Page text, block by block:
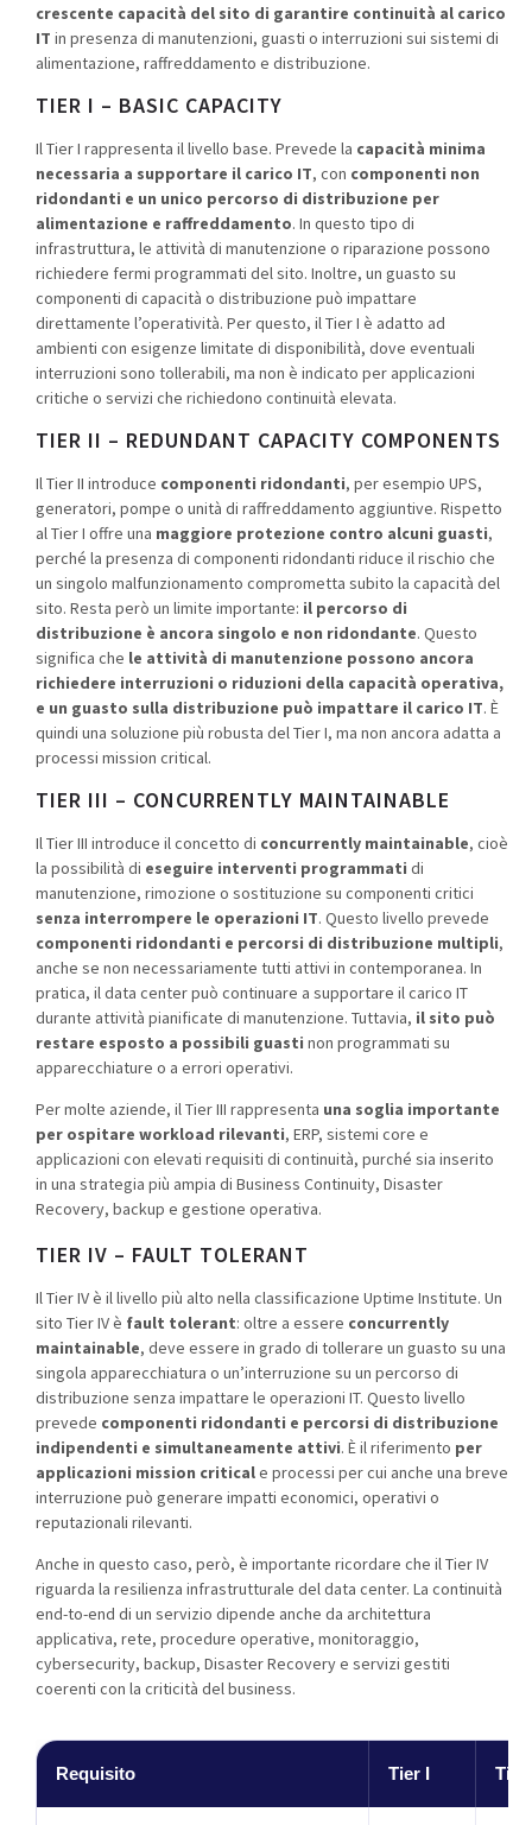
crescente capacità del sito di garantire continuità al carico
IT in presenza di manutenzioni, guasti o interruzioni sui sistemi di
alimentazione, raffreddamento e distribuzione.
TIER I – BASIC CAPACITY
Il Tier I rappresenta il livello base. Prevede la capacità minima
necessaria a supportare il carico IT, con componenti non
ridondanti e un unico percorso di distribuzione per
alimentazione e raffreddamento. In questo tipo di
infrastruttura, le attività di manutenzione o riparazione possono
richiedere fermi programmati del sito. Inoltre, un guasto su
componenti di capacità o distribuzione può impattare
direttamente l’operatività. Per questo, il Tier I è adatto ad
ambienti con esigenze limitate di disponibilità, dove eventuali
interruzioni sono tollerabili, ma non è indicato per applicazioni
critiche o servizi che richiedono continuità elevata.
TIER II – REDUNDANT CAPACITY COMPONENTS
Il Tier II introduce componenti ridondanti, per esempio UPS,
generatori, pompe o unità di raffreddamento aggiuntive. Rispetto
al Tier I offre una maggiore protezione contro alcuni guasti,
perché la presenza di componenti ridondanti riduce il rischio che
un singolo malfunzionamento comprometta subito la capacità del
sito. Resta però un limite importante: il percorso di
distribuzione è ancora singolo e non ridondante. Questo
significa che le attività di manutenzione possono ancora
richiedere interruzioni o riduzioni della capacità operativa,
e un guasto sulla distribuzione può impattare il carico IT. È
quindi una soluzione più robusta del Tier I, ma non ancora adatta a
processi mission critical.
TIER III – CONCURRENTLY MAINTAINABLE
Il Tier III introduce il concetto di concurrently maintainable, cioè
la possibilità di eseguire interventi programmati di
manutenzione, rimozione o sostituzione su componenti critici
senza interrompere le operazioni IT. Questo livello prevede
componenti ridondanti e percorsi di distribuzione multipli,
anche se non necessariamente tutti attivi in contemporanea. In
pratica, il data center può continuare a supportare il carico IT
durante attività pianificate di manutenzione. Tuttavia, il sito può
restare esposto a possibili guasti non programmati su
apparecchiature o a errori operativi.
Per molte aziende, il Tier III rappresenta una soglia importante
per ospitare workload rilevanti, ERP, sistemi core e
applicazioni con elevati requisiti di continuità, purché sia inserito
in una strategia più ampia di Business Continuity, Disaster
Recovery, backup e gestione operativa.
TIER IV – FAULT TOLERANT
Il Tier IV è il livello più alto nella classificazione Uptime Institute. Un
sito Tier IV è fault tolerant: oltre a essere concurrently
maintainable, deve essere in grado di tollerare un guasto su una
singola apparecchiatura o un’interruzione su un percorso di
distribuzione senza impattare le operazioni IT. Questo livello
prevede componenti ridondanti e percorsi di distribuzione
indipendenti e simultaneamente attivi. È il riferimento per
applicazioni mission criticale processi per cui anche una breve
interruzione può generare impatti economici, operativi o
reputazionali rilevanti.
Anche in questo caso, però, è importante ricordare che il Tier IV
riguarda la resilienza infrastrutturale del data center. La continuità
end-to-end di un servizio dipende anche da architettura
applicativa, rete, procedure operative, monitoraggio,
cybersecurity, backup, Disaster Recovery e servizi gestiti
coerenti con la criticità del business.
Requisito Tier I Tier